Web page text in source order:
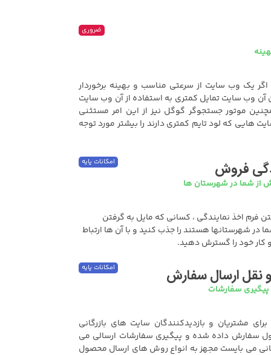
یک وب سایت از سرعتی مناسب و بهینه برخوردار
آن وب سایت تمایل کمتری به استفاده از آن وب سایت
موتور جستجوگر گوگل نیز از این امر مستثنی
هایی که لود تایم کمتری دارند را بیشتر مورد توجه
ضروری
فروش
از شما در شهرستان ها
فرم اخذ نمایندگی ، کسانی که مایل به گرفتن
در شهرستانها هستند را جذب کنید و با آن ها ارتباط
کار خود را گسترش دهید.
امکانات پایه
ارسال سفارش
سفارشات
مشتریان و بازدیدکنندگان سایت های بازرگانی
سفارش داده شده و پیگیری سفارشات ارسالی می
می بایست مجهز به انواع روش های ارسال محصول
امکانات پایه